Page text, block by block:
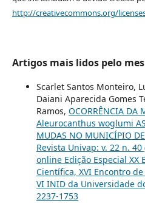
http://creativecommons.org/
Artigos mais lidos pelo
Scarlet Santos Monteiro,
Daiani Aparecida Gomes
Ramos, OCORRÊNCIA DA
Aleurocanthus woglumi
MUDAS NO MUNICÍPIO
Revista Univap: v. 22 n.
online Edição Especial XX
Científica, XVI Encontro
VI INID da Universidade
2237-1753